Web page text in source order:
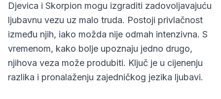
Izazovi u odnosu Djevice i Škorpiona
5. Savjeti za Djevice i Škorpiona
6. Najčešća pitanja o kompatibilnosti
Djevica i Skorpion mogu izgraditi zadovoljavajuću
ljubavnu vezu uz malo truda. Postoji privlačnost
između njih, iako možda nije odmah intenzivna. S
vremenom, kako bolje upoznaju jedno drugo,
njihova veza može produbiti. Ključ je u cijenenju
razlika i pronalaženju zajedničkog jezika ljubavi.